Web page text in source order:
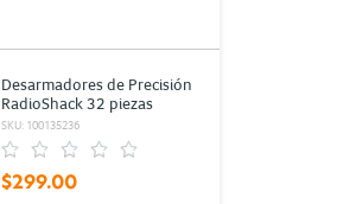
Desarmadores de Precisión
RadioShack 32 piezas
SKU: 100135236
$299.00